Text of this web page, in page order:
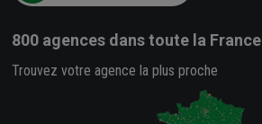
800 agences dans toute la France
Trouvez votre agence la plus proche